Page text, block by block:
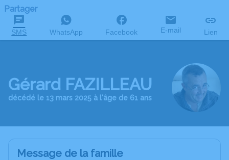
Partager
SMS WhatsApp Facebook E-mail Lien
Gérard FAZILLEAU
décédé le 13 mars 2025 à l'âge de 61 ans
Message de la famille